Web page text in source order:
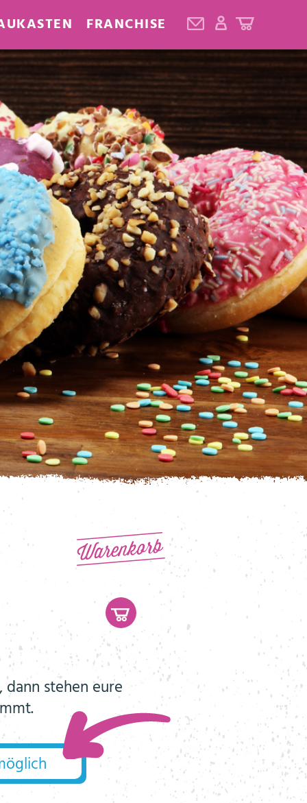
FRANCHISE
stehen eure